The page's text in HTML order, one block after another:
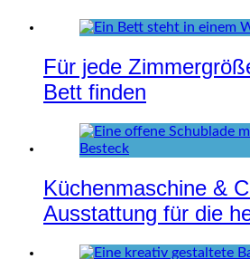
Für jede
Bett finden
Küchenmaschine &
Ausstattung für die